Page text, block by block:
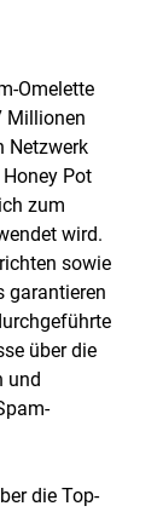
Omelette
Millionen
Netzwerk
Pot
zum
wird.
sowie
garantieren
über die
und
die Top-